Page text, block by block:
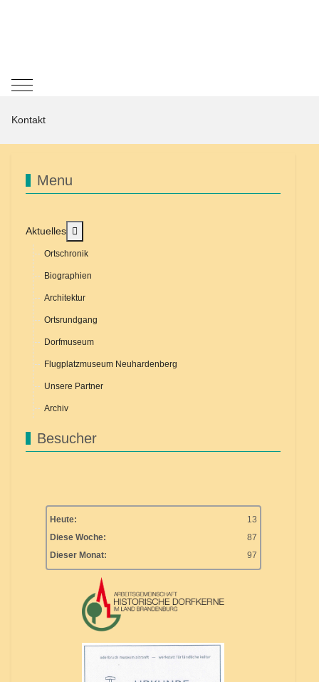
Mobile Menu Toggle
Kontakt
Menu
Aktuelles
Ortschronik
Biographien
Architektur
Ortsrundgang
Dorfmuseum
Flugplatzmuseum Neuhardenberg
Unsere Partner
Archiv
Besucher
Heute:
13
Diese Woche:
87
Dieser Monat:
97